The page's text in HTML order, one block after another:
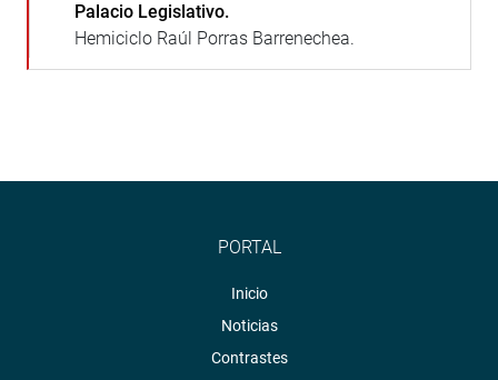
Palacio Legislativo.
Hemiciclo Raúl Porras Barrenechea.
PORTAL
Inicio
Noticias
Contrastes